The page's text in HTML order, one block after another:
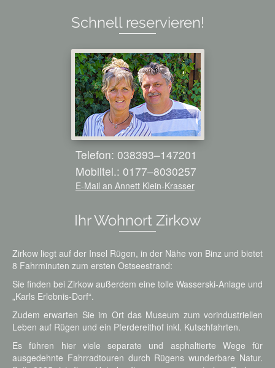
Schnell reservieren!
Telefon: 038393–147201
Mobiltel.: 0177–8030257
E-Mail an Annett Klein-Krasser
Ihr Wohnort Zirkow
Zirkow liegt auf der Insel Rügen, in der Nähe von Binz und bietet
8 Fahrminuten zum ersten Ostseestrand:
Sie finden bei Zirkow außerdem eine tolle Wasserski-Anlage und
„Karls Erlebnis-Dorf“.
Zudem erwarten Sie im Ort das Museum zum vorindustriellen
Leben auf Rügen und ein Pferdereithof inkl. Kutschfahrten.
Es führen hier viele separate und asphaltierte Wege für
ausgedehnte Fahrradtouren durch Rügens wunderbare Natur.